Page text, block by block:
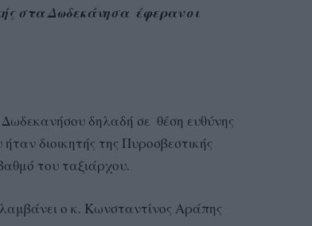
στα Δωδεκάνησα έφεραν οι
δηλαδή σε θέση ευθύνης
διοικητής της Πυροσβεστικής
του ταξιάρχου.
ο κ. Κωνσταντίνος Αράπης